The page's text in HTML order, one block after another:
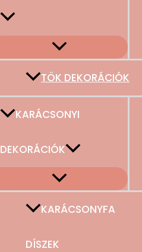
TÖK DEKORÁCIÓK
KARÁCSONYI
DEKORÁCIÓK
KARÁCSONYFA
DÍSZEK